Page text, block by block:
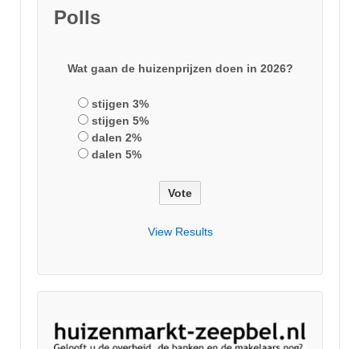
Polls
Wat gaan de huizenprijzen doen in 2026?
stijgen 3%
stijgen 5%
dalen 2%
dalen 5%
View Results